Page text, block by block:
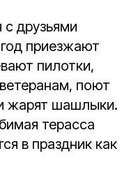
друзьями
приезжают
пилотки,
поют
жарят шашлыки.
терасса
в праздник как